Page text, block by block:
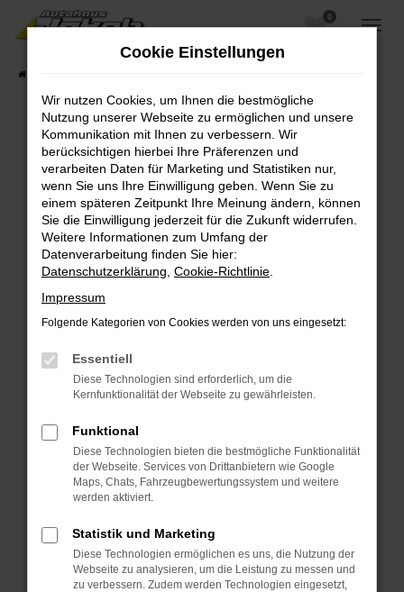
Zum
Hauptinhalt
0
Fehler: Network Error
Beim Laden ist ein Fehler aufgetreten.
Hier sind ein paar Tipps, die dir helfen können:
Überprüfe deine Firewall und deine
Internetverbindung.
Laden andere Webseiten, zum Beispiel deine
Suchmaschine?
Prüfe deine Browsererweiterungen.
Manche Erweiterungen, wie Werbeblocker,
können das Laden bestimmter Seiten
verhindern. Funktioniert die Seite in einem
Fenster?
Starte dein Gerät neu.
Das kann manchmal helfen, vorübergehende
Probleme zu beheben.
Betriebssystem auf dem neuesten Stand
sind.
Veraltete Software birgt nicht nur ein
Cookie Einstellungen
Wir nutzen Cookies, um Ihnen die bestmögliche
Nutzung unserer Webseite zu ermöglichen und unsere
Kommunikation mit Ihnen zu verbessern. Wir
berücksichtigen hierbei Ihre Präferenzen und
verarbeiten Daten für Marketing und Statistiken nur,
wenn Sie uns Ihre Einwilligung geben. Wenn Sie zu
einem späteren Zeitpunkt Ihre Meinung ändern, können
Sie die Einwilligung jederzeit für die Zukunft widerrufen.
Weitere Informationen zum Umfang der
Datenverarbeitung finden Sie hier:
Datenschutzerklärung Cookie-Richtlinie
Impressum
Folgende Kategorien von Cookies werden von uns eingesetzt:
Essentiell
Diese Technologien sind erforderlich, um die
Kernfunktionalität der Webseite zu gewährleisten.
Funktional
Diese Technologien bieten die bestmögliche Funktionalität
der Webseite. Services von Drittanbietern wie Google
Maps, Chats, Fahrzeugbewertungssystem und weitere
werden aktiviert.
Statistik und Marketing
Diese Technologien ermöglichen es uns, die Nutzung der
Webseite zu analysieren, um die Leistung zu messen und
zu verbessern. Zudem werden Technologien eingesetzt,